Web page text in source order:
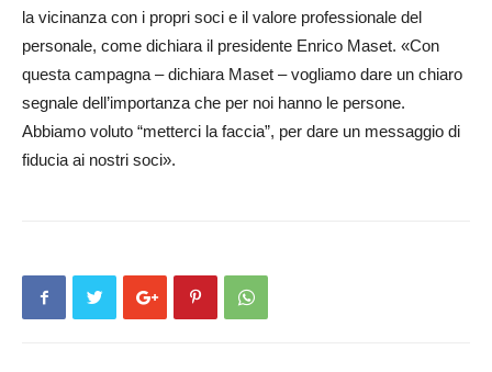
la vicinanza con i propri soci e il valore professionale del
personale, come dichiara il presidente Enrico Maset. «Con
questa campagna – dichiara Maset – vogliamo dare un chiaro
segnale dell’importanza che per noi hanno le persone.
Abbiamo voluto “metterci la faccia”, per dare un messaggio di
fiducia ai nostri soci».